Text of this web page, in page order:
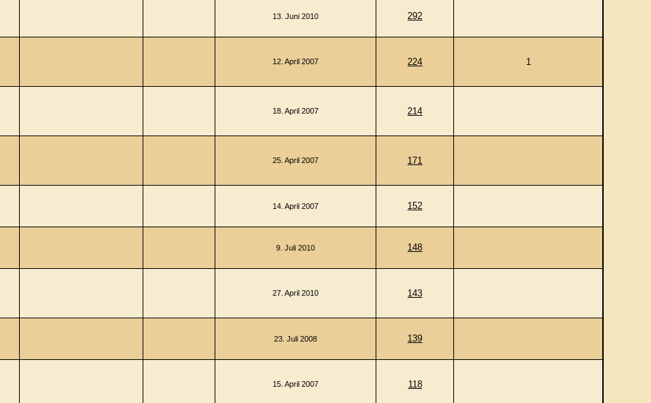
13. Juni 2010 292
12. April 2007 224 1
18. April 2007 214
25. April 2007 171
14. April 2007 152
9. Juli 2010 148
27. April 2010 143
23. Juli 2008 139
15. April 2007 118